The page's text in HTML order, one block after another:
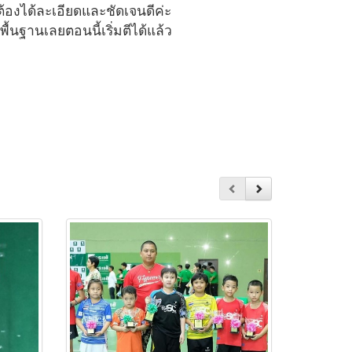
งได้ละเอียดและชัดเจนดีค่ะ
ฐานเลยตอนนี้เริ่มตีได้แล้ว